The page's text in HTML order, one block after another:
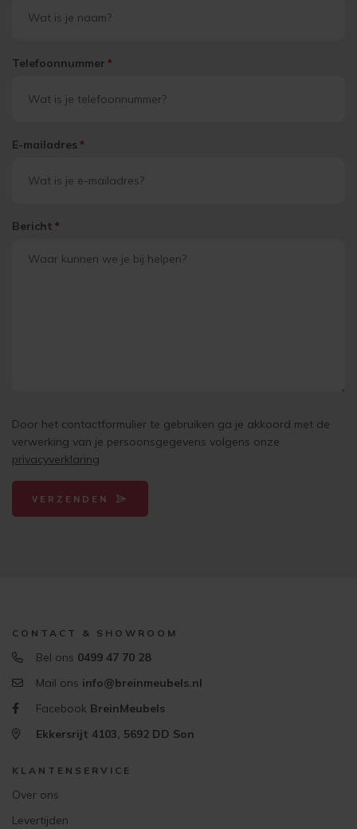
Telefoonnummer *
E-mailadres *
Bericht *
Door het contactformulier te gebruiken ga je akkoord met de
verwerking van je persoonsgegevens volgens onze
privacyverklaring
VERZENDEN
CONTACT & SHOWROOM
Bel ons 0499 47 70 28
Mail ons info@breinmeubels.nl
Facebook BreinMeubels
Ekkersrijt 4103, 5692 DD Son
KLANTENSERVICE
Over ons
Levertijden